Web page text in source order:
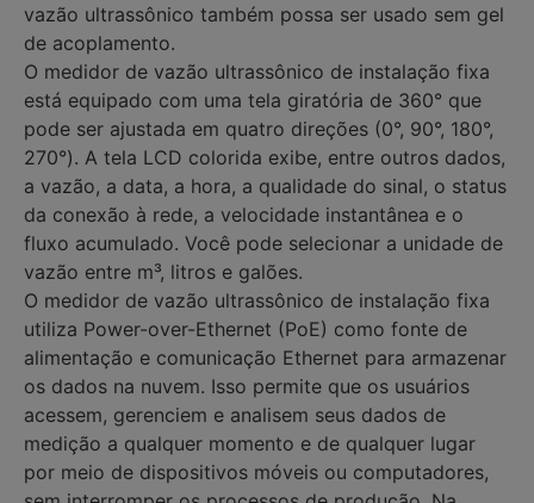
vazão ultrassônico também possa ser usado sem gel
de acoplamento.
O medidor de vazão ultrassônico de instalação fixa
está equipado com uma tela giratória de 360° que
pode ser ajustada em quatro direções (0°, 90°, 180°,
270°). A tela LCD colorida exibe, entre outros dados,
a vazão, a data, a hora, a qualidade do sinal, o status
da conexão à rede, a velocidade instantânea e o
fluxo acumulado. Você pode selecionar a unidade de
vazão entre m³, litros e galões.
O medidor de vazão ultrassônico de instalação fixa
utiliza Power-over-Ethernet (PoE) como fonte de
alimentação e comunicação Ethernet para armazenar
os dados na nuvem. Isso permite que os usuários
acessem, gerenciem e analisem seus dados de
medição a qualquer momento e de qualquer lugar
por meio de dispositivos móveis ou computadores,